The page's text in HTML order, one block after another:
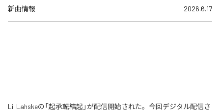
新曲情報 2026.6.17
Lil Lahskeの「起承転結起」が配信開始された。今回デジタル配信さ